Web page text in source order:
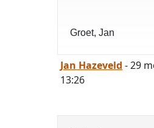
Groet, Jan
Jan Hazeveld - 29
13:26